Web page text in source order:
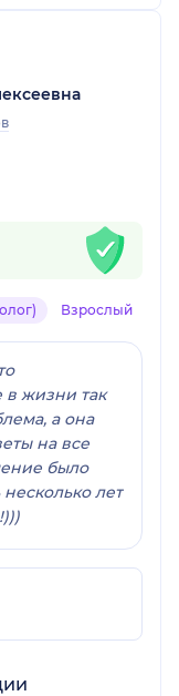
Взрослый
в жизни так
а она
на все
было
лет